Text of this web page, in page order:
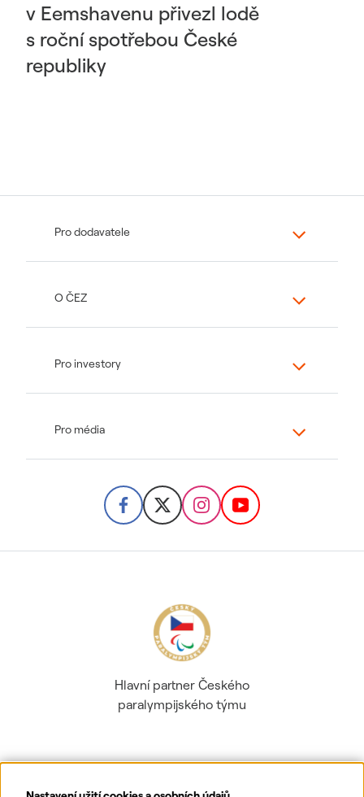
v Eemshavenu přivezl lodě
s roční spotřebou České
republiky
Pro dodavatele
O ČEZ
Pro investory
Pro média
Hlavní partner Českého
paralympijského týmu